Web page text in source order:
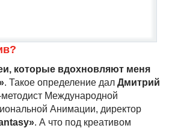
которые вдохновляют меня
. Такое определение дал Дмитрий
методист Международной
Анимации, директор
. А что под креативом